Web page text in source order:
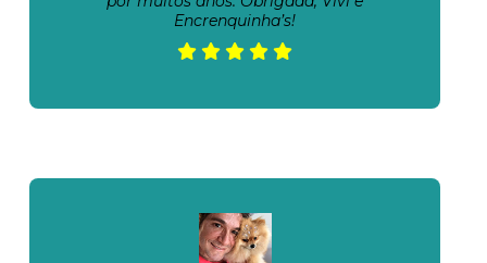
Encrenquinha’s!